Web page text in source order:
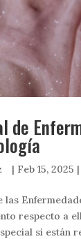
de
| Feb 15, 2025 |
las
respecto a
si están